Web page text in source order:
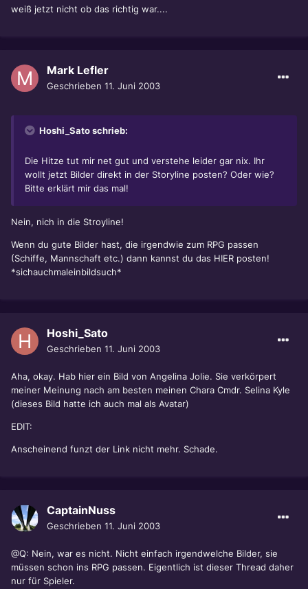
weiß jetzt nicht ob das richtig war....
Mark Lefler
Geschrieben 11. Juni 2003
Hoshi_Sato schrieb:
Die Hitze tut mir net gut und verstehe leider gar nix. Ihr
wollt jetzt Bilder direkt in der Storyline posten? Oder wie?
Bitte erklärt mir das mal!
Nein, nich in die Stroyline!
Wenn du gute Bilder hast, die irgendwie zum RPG passen
(Schiffe, Mannschaft etc.) dann kannst du das HIER posten!
*sichauchmaleinbildsuch*
Hoshi_Sato
Geschrieben 11. Juni 2003
Aha, okay. Hab hier ein Bild von Angelina Jolie. Sie verkörpert
meiner Meinung nach am besten meinen Chara Cmdr. Selina Kyle
(dieses Bild hatte ich auch mal als Avatar)
EDIT:
Anscheinend funzt der Link nicht mehr. Schade.
CaptainNuss
Geschrieben 11. Juni 2003
@Q: Nein, war es nicht. Nicht einfach irgendwelche Bilder, sie
müssen schon ins RPG passen. Eigentlich ist dieser Thread daher
nur für Spieler.